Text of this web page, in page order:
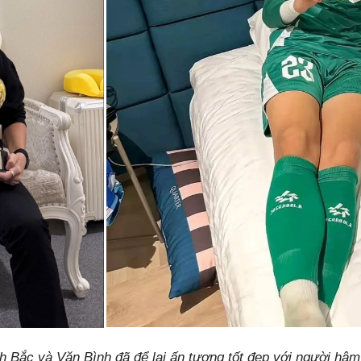
Bắc và Văn Bình đã để lại ấn tượng tốt đẹp với người